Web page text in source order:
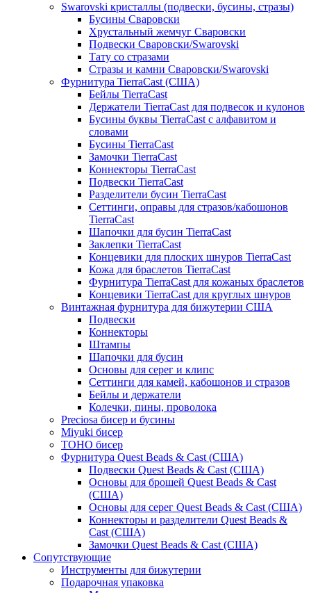
Swarovski кристаллы (подвески, бусины, стразы)
Бусины Сваровски
Хрустальный жемчуг Сваровски
Подвески Сваровски/Swarovski
Тату со стразами
Стразы и камни Сваровски/Swarovski
Фурнитура TierraCast (США)
Бейлы TierraCast
Держатели TierraCast для подвесок и кулонов
Бусины буквы TierraCast с алфавитом и
словами
Бусины TierraCast
Замочки TierraCast
Коннекторы TierraCast
Подвески TierraCast
Разделители бусин TierraCast
Сеттинги, оправы для стразов/кабошонов
TierraCast
Шапочки для бусин TierraCast
Заклепки TierraCast
Концевики для плоских шнуров TierraCast
Кожа для браслетов TierraCast
Фурнитура TierraCast для кожаных браслетов
Концевики TierraCast для круглых шнуров
Винтажная фурнитура для бижутерии США
Подвески
Коннекторы
Штампы
Шапочки для бусин
Основы для серег и клипс
Сеттинги для камей, кабошонов и стразов
Бейлы и держатели
Колечки, пины, проволока
Preciosa бисер и бусины
Miyuki бисер
TOHO бисер
Фурнитура Quest Beads & Cast (США)
Подвески Quest Beads & Cast (США)
Основы для брошей Quest Beads & Cast
(США)
Основы для серег Quest Beads & Cast (США)
Коннекторы и разделители Quest Beads &
Cast (США)
Замочки Quest Beads & Cast (США)
Сопутствующие
Инструменты для бижутерии
Подарочная упаковка